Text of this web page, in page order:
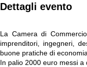
Dettagli evento
La Camera di
imprenditori, ingegneri,
buone pratiche di
In palio 2000 euro messi a